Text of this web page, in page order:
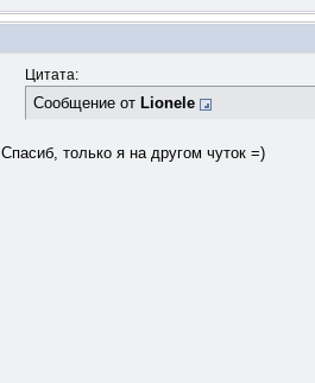
Цитата:
Сообщение от Lionele
Спасиб, только я на другом чуток =)